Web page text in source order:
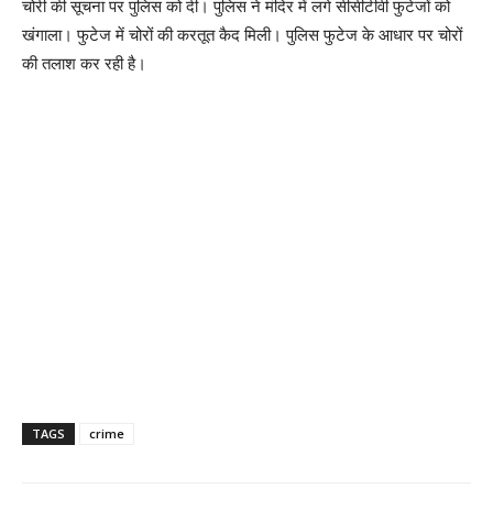
चोरी की सूचना पर पुलिस को दी। पुलिस ने मंदिर में लगे सीसीटीवी फुटेजों को
खंगाला। फुटेज में चोरों की करतूत कैद मिली। पुलिस फुटेज के आधार पर चोरों
की तलाश कर रही है।
TAGS crime